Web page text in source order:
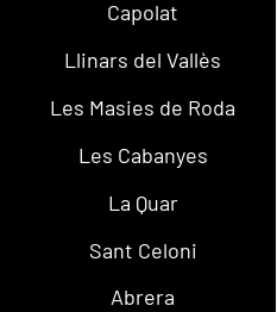
Capolat
Llinars del Vallès
Les Masies de Roda
Les Cabanyes
La Quar
Sant Celoni
Abrera